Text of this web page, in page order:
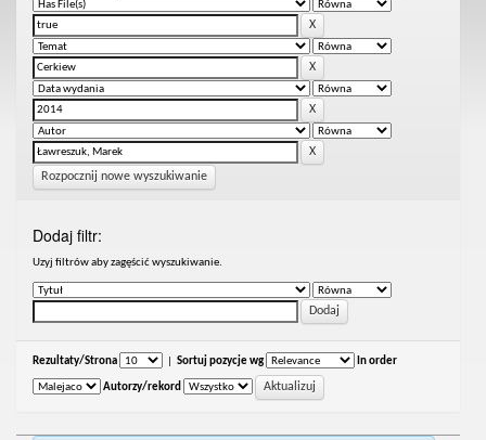
Rozpocznij nowe wyszukiwanie
Dodaj filtr:
Uzyj filtrów aby zagęścić wyszukiwanie.
Rezultaty/Strona Sortuj pozycje wg In order
Autorzy/rekord